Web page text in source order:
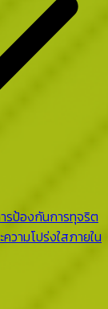
รป้องกันการทุจริต
วามโปร่งใสภายใน